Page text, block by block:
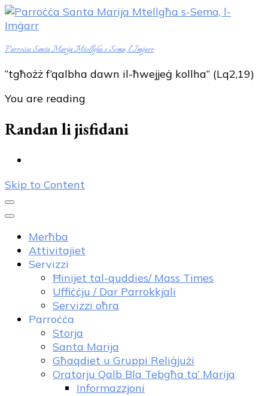
Parroċċa Santa Marija Mtellgħa s-Sema, l-Imġarr
“tgħożż f’qalbha dawn il-ħwejjeġ kollha” (Lq2,19)
You are reading
Randan li jisfidani
Skip to Content
Merħba
Attivitajiet
Servizzi
Ħinijet tal-quddies/ Mass Times
Uffiċċju / Dar Parrokkjali
Servizzi oħra
Parroċċa
Storja
Santa Marija
Għaqdiet u Gruppi Reliġjużi
Oratorju Qalb Bla Tebgħa ta’ Marija
Informazzjoni